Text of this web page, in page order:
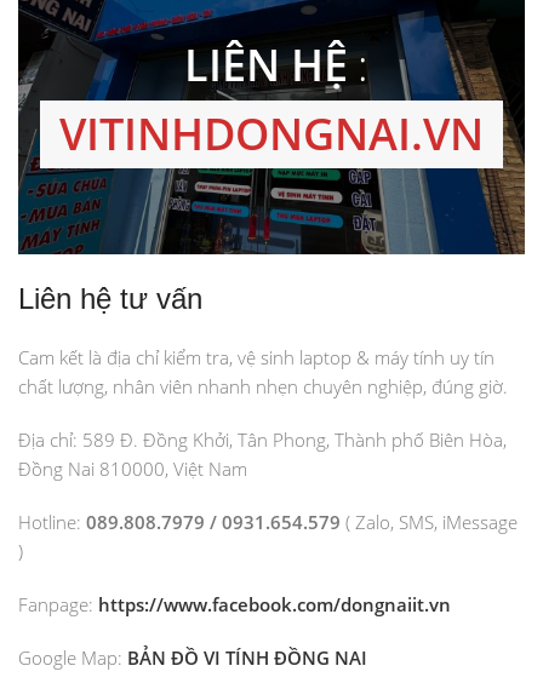
LIÊN HỆ:
VITINHDONGNAI.VN
Liên hệ tư vấn
Cam kết là địa chỉ kiểm tra, vệ sinh laptop & máy tính uy tín
chất lượng, nhân viên nhanh nhẹn chuyên nghiệp, đúng giờ.
Địa chỉ: 589 Đ. Đồng Khởi, Tân Phong, Thành phố Biên Hòa,
Đồng Nai 810000, Việt Nam
Hotline: 089.808.7979 / 0931.654.579 ( Zalo, SMS, iMessage
)
Fanpage: https://www.facebook.com/dongnaiit.vn
Google Map: BẢN ĐỒ VI TÍNH ĐỒNG NAI